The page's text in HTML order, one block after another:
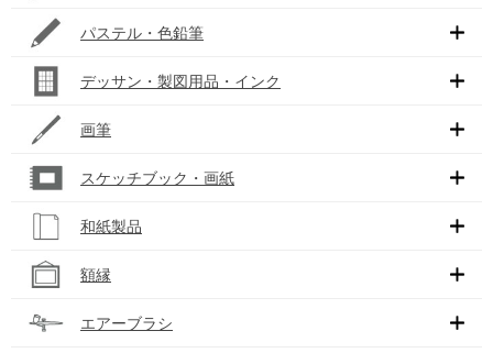
パステル・色鉛筆
デッサン・製図用品・インク
画筆
スケッチブック・画紙
和紙製品
額縁
エアーブラシ